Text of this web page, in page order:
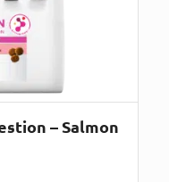
– Salmon